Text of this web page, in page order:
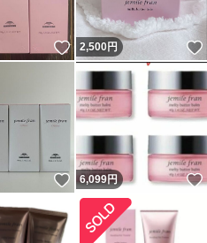
いいね！
2,500円
いいね！
6,099円